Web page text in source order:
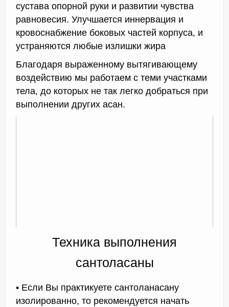
сустава опорной руки и развитии чувства
равновесия. Улучшается иннервация и
кровоснабжение боковых частей корпуса, и
устраняются любые излишки жира
Благодаря выраженному вытягивающему
воздействию мы работаем с теми участками
тела, до которых не так легко добраться при
выполнении других асан.
Техника выполнения
сантоласаны
• Если Вы практикуете сантоланасану
изолированно, то рекомендуется начать